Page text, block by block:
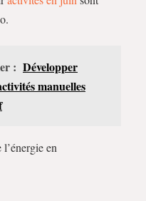
: Développer
manuelles
en